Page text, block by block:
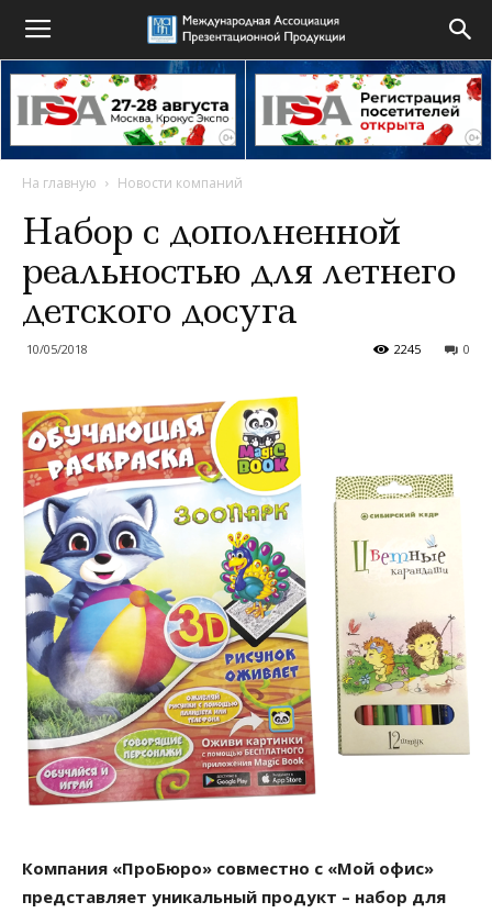
На главную Новости компаний
Набор с дополненной
реальностью для летнего
детского досуга
10/05/2018 0
2245
Компания «ПроБюро» совместно с «Мой офис»
представляет уникальный продукт – набор для